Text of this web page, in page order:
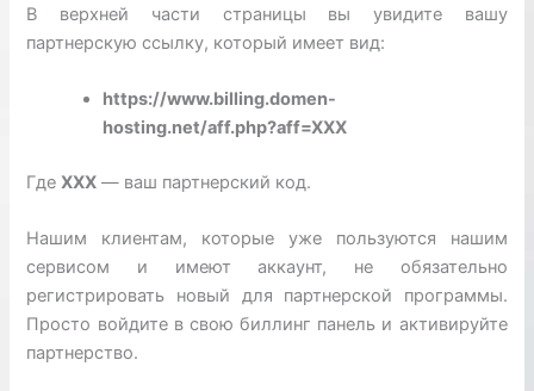
В верхней части страницы вы увидите вашу
партнерскую ссылку, который имеет вид:
https://www.billing.domen-
hosting.net/aff.php?aff=XXX
ГдеХХХ — ваш партнерский код.
Нашим клиентам, которые уже пользуются нашим
сервисом и имеют аккаунт, не обязательно
регистрировать новый для партнерской программы.
Просто войдите в свою биллинг панель и активируйте
партнерство.